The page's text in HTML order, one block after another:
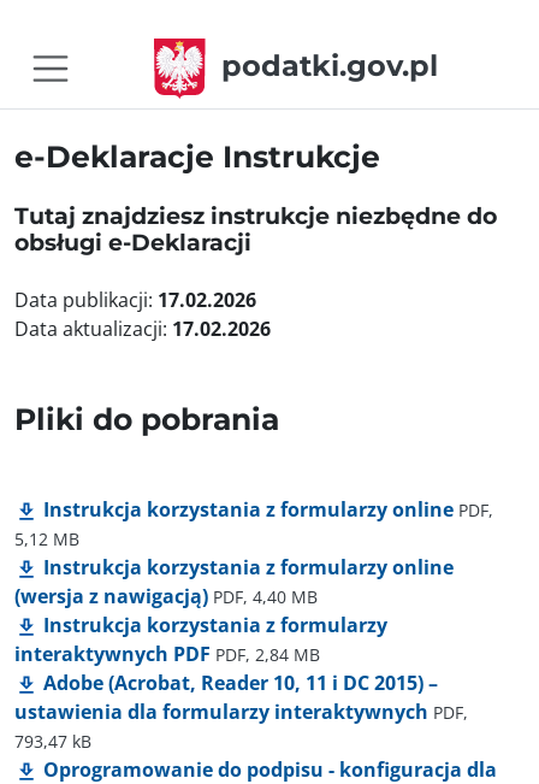
podatki.gov.pl
e-Deklaracje Instrukcje
Tutaj znajdziesz instrukcje niezbędne do
obsługi e-Deklaracji
Data publikacji: 17.02.2026
Data aktualizacji: 17.02.2026
Pliki do pobrania
Instrukcja korzystania z formularzy online PDF,
5,12 MB
Instrukcja korzystania z formularzy online
(wersja z nawigacją) PDF, 4,40 MB
Instrukcja korzystania z formularzy
interaktywnych PDF PDF, 2,84 MB
Adobe (Acrobat, Reader 10, 11 i DC 2015) –
ustawienia dla formularzy interaktywnych PDF,
793,47 kB
Oprogramowanie do podpisu - konfiguracja dla